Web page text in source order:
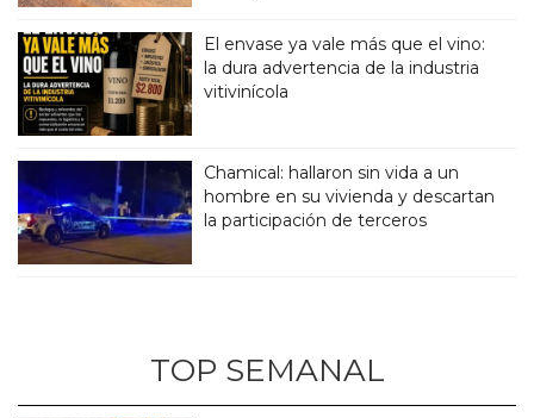
El envase ya vale más que el vino:
la dura advertencia de la industria
vitivinícola
Chamical: hallaron sin vida a un
hombre en su vivienda y descartan
la participación de terceros
TOP SEMANAL